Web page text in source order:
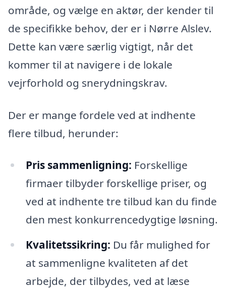
område, og vælge en aktør, der kender til
de specifikke behov, der er i Nørre Alslev.
Dette kan være særlig vigtigt, når det
kommer til at navigere i de lokale
vejrforhold og snerydningskrav.
Der er mange fordele ved at indhente
flere tilbud, herunder:
Pris sammenligning: Forskellige
firmaer tilbyder forskellige priser, og
ved at indhente tre tilbud kan du finde
den mest konkurrencedygtige løsning.
Kvalitetssikring: Du får mulighed for
at sammenligne kvaliteten af det
arbejde, der tilbydes, ved at læse